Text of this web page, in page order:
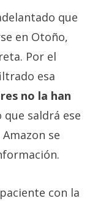
que
en Otoño,
Por el
esa
no la han
que saldrá ese
se
con la